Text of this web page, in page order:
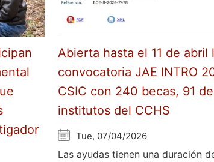
Abierta hasta el 11 de abril
convocatoria JAE INTRO
CSIC con 240 becas, 91
institutos del CCHS
Tue, 07/04/2026
Las ayudas tienen una duración